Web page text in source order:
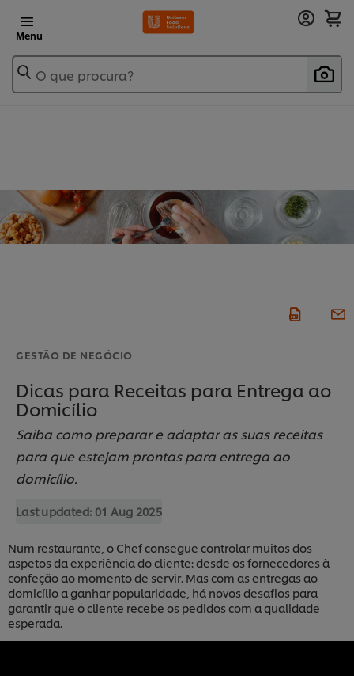
Menu
O que procura?
GESTÃO DE NEGÓCIO
Dicas para Receitas para Entrega ao
Domicílio
Saiba como preparar e adaptar as suas receitas
para que estejam prontas para entrega ao
domicílio.
Last updated: 01 Aug 2025
Num restaurante, o Chef consegue controlar muitos dos
aspetos da experiência do cliente: desde os fornecedores à
confeção ao momento de servir. Mas com as entregas ao
domicílio a ganhar popularidade, há novos desafios para
garantir que o cliente recebe os pedidos com a qualidade
esperada.